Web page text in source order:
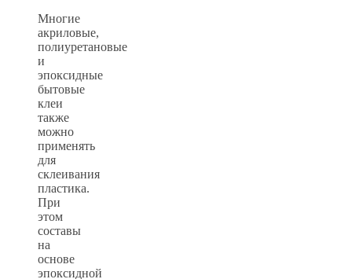
Многие
акриловые,
полиуретановые
и
эпоксидные
бытовые
клеи
также
можно
применять
для
склеивания
пластика.
При
этом
составы
на
основе
эпоксидной